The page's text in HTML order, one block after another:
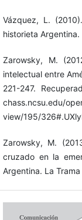
Vázquez, L.
historieta Argentina.
Zarowsky, M.
intelectual entre
221-247.
chass.ncsu.edu/
view/195/
Zarowsky, M.
cruzado en la
Argentina. La